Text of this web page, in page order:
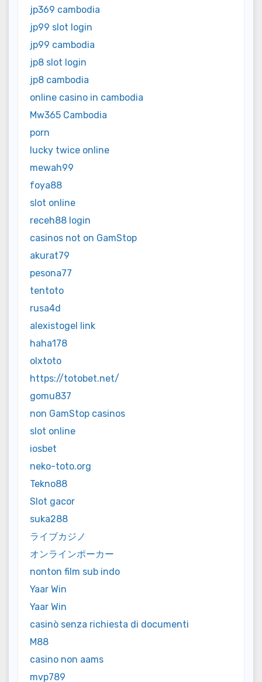
jp369 cambodia
jp99 slot login
jp99 cambodia
jp8 slot login
jp8 cambodia
online casino in cambodia
Mw365 Cambodia
porn
lucky twice online
mewah99
foya88
slot online
receh88 login
casinos not on GamStop
akurat79
pesona77
tentoto
rusa4d
alexistogel link
haha178
olxtoto
https://totobet.net/
gomu837
non GamStop casinos
slot online
iosbet
neko-toto.org
Tekno88
Slot gacor
suka288
ライブカジノ
オンラインポーカー
nonton film sub indo
Yaar Win
Yaar Win
casinò senza richiesta di documenti
M88
casino non aams
mvp789